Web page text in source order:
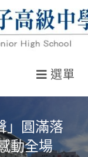
選單
」圓滿落
動全場